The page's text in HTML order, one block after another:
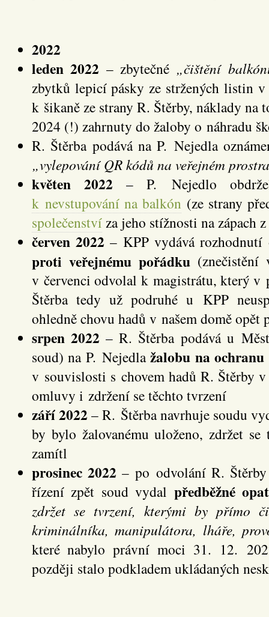
2022
leden 2022 – zbytečné „čištění
zbytků lepicí pásky ze stržených listin
k šikaně ze strany R. Štěrby, náklady na
2024 (!) zahrnuty do žaloby o náhradu
R. Štěrba podává na P. Nejedla
„vylepování QR kódů na veřejném
květen 2022 – P. Nejedlo
k nevstupování na balkón (ze strany
společenstvíza jeho stížnosti na zápach
červen 2022 – KPP vydává
proti veřejnému pořádku (znečistění
v červenci odvolal k magistrátu, který
Štěrba tedy už podruhé u KPP
ohledně chovu hadů v našem domě
srpen 2022 – R. Štěrba podává u
soud) na P. Nejedlažalobu na ochranu
v souvislosti s chovem hadů R. Štěrby
omluvy i zdržení se těchto tvrzení
září 2022 – R. Štěrba navrhuje soudu
by bylo žalovanému uloženo, zdržet
zamítl
prosinec 2022 – po odvolání R.
řízení zpět soud vydal předběžné
zdržet se tvrzení, kterými by přímo
kriminálníka, manipulátora, lháře,
které nabylo právní moci 31. 12.
později stalo podkladem ukládaných